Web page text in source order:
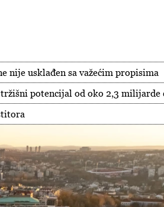
nije usklađen sa važećim propisima
potencijal od oko 2,3 milijarde